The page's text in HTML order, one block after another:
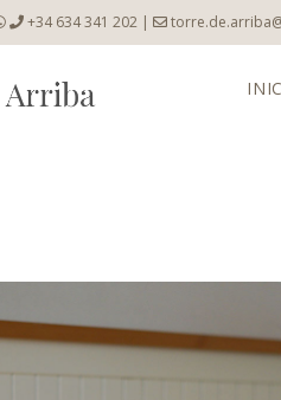
+34 634 341 202 |